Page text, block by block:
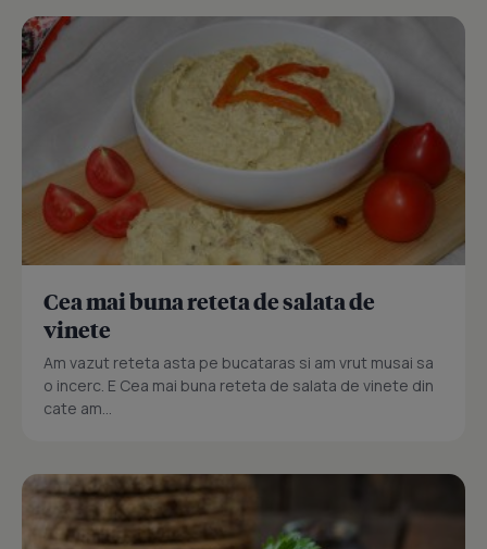
Cea mai buna reteta de salata de
vinete
Am vazut reteta asta pe bucataras si am vrut musai sa
o incerc. E Cea mai buna reteta de salata de vinete din
cate am...